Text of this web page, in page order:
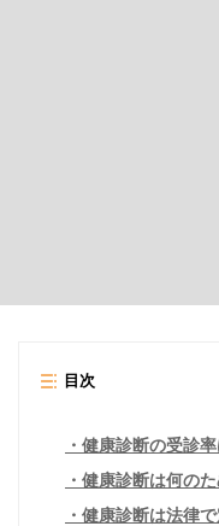
目次
健康診断の受診
健康診断は何の
健康診断は法律